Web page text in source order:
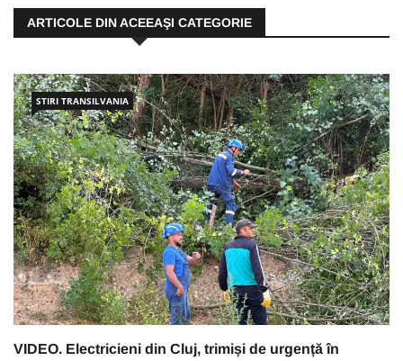
ARTICOLE DIN ACEEAŞI CATEGORIE
STIRI TRANSILVANIA
VIDEO. Electricieni din Cluj, trimiși de urgență în